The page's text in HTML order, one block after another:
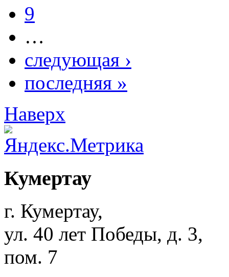
9
…
следующая ›
последняя »
Наверх
Кумертау
г. Кумертау,
ул. 40 лет Победы, д. 3,
пом. 7